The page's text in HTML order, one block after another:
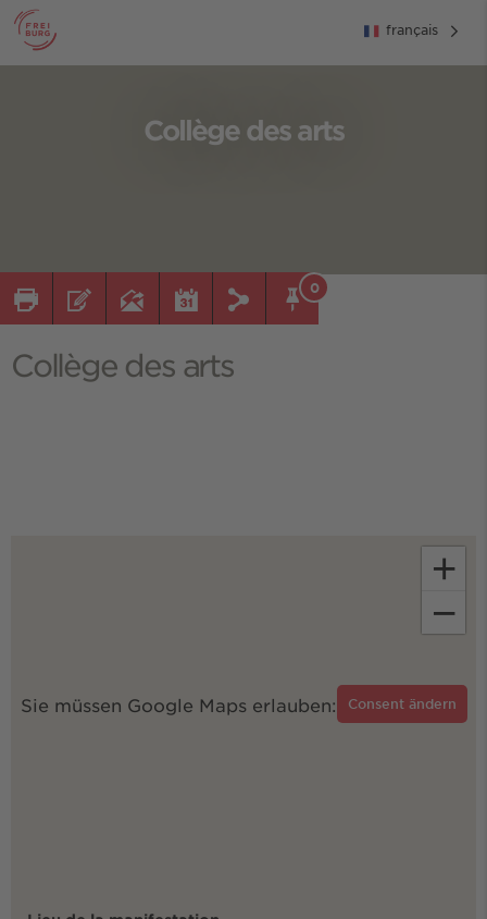
français
Collège des arts
0
Collège des arts
Sie müssen Google Maps erlauben: Consent ändern
+
−